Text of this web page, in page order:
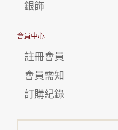
銀飾
會員中心
註冊會員
會員需知
訂購紀錄